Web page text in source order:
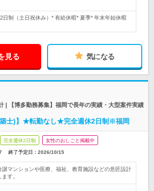
日制（土日祝休み）* 有給休暇* 夏季* 年末年始休暇
見る 気になる
| 【博多勤務募集】福岡で長年の実績・大型案件実績
築士)】★転勤なし★完全週休2日制※福岡
完全週休2日制 女性のおしごと掲載中
終了予定日： 2026/10/15
譲マンションや医療、福祉、教育施設などの意匠設計
す。